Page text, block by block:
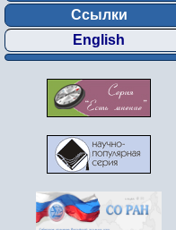
Ссылки
English